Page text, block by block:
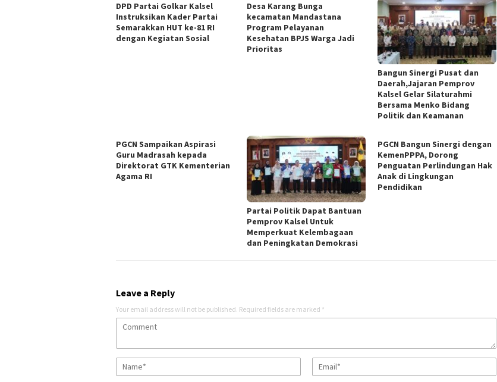
DPD Partai Golkar Kalsel
Instruksikan Kader Partai
Semarakkan HUT ke-81 RI
dengan Kegiatan Sosial
Desa Karang Bunga
kecamatan Mandastana
Program Pelayanan
Kesehatan BPJS Warga Jadi
Prioritas
Bangun Sinergi Pusat dan
Daerah,Jajaran Pemprov
Kalsel Gelar Silaturahmi
Bersama Menko Bidang
Politik dan Keamanan
PGCN Sampaikan Aspirasi
Guru Madrasah kepada
Direktorat GTK Kementerian
Agama RI
Partai Politik Dapat Bantuan
Pemprov Kalsel Untuk
Memperkuat Kelembagaan
dan Peningkatan Demokrasi
PGCN Bangun Sinergi dengan
KemenPPPA, Dorong
Penguatan Perlindungan Hak
Anak di Lingkungan
Pendidikan
Leave a Reply
Your email address will not be published. Required fields are marked *